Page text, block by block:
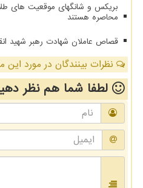
بریکس و شانگهای موقعیت های
محاصره هستند
قصاص عاملان شهادت رهبر شهید
نظرات بینندگان در مورد این
لطفا شما همنظر